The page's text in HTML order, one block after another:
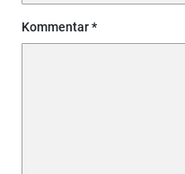
Kommentar